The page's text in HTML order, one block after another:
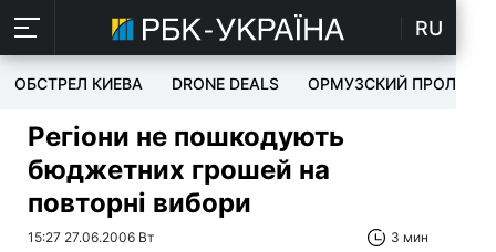
RU
ОБСТРЕЛ КИЕВА DRONE DEALS ОРМУЗСКИЙ ПРОЛИВ
Регіони не пошкодують
бюджетних грошей на
повторні вибори
15:27 27.06.2006 Вт 3 мин